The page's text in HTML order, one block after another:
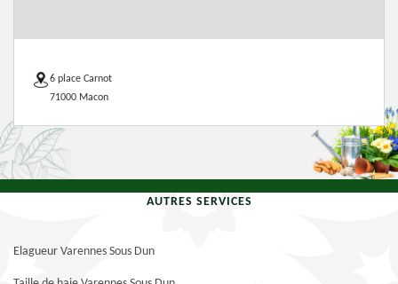
6 place Carnot
71000 Macon
AUTRES SERVICES
Elagueur Varennes Sous Dun